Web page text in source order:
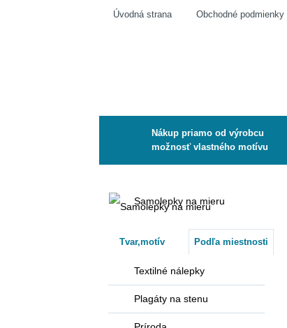
Úvodná strana Obchodné podmienky
Nákup priamo od výrobcu
možnosť vlastného motívu
Samolepky na mieru
Tvar,motív Podľa miestnosti
Textilné nálepky
Plagáty na stenu